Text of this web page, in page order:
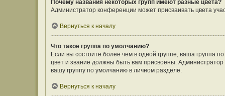
Почему названия некоторых групп имеют разные цвета?
Администратор конференции может присваивать цвета
Вернуться к началу
Что такое группа по умолчанию?
Если вы состоите более чем в одной группе, ваша группа
цвет и звание должны быть вам присвоены.
вашу группу по умолчанию в личном разделе.
Вернуться к началу